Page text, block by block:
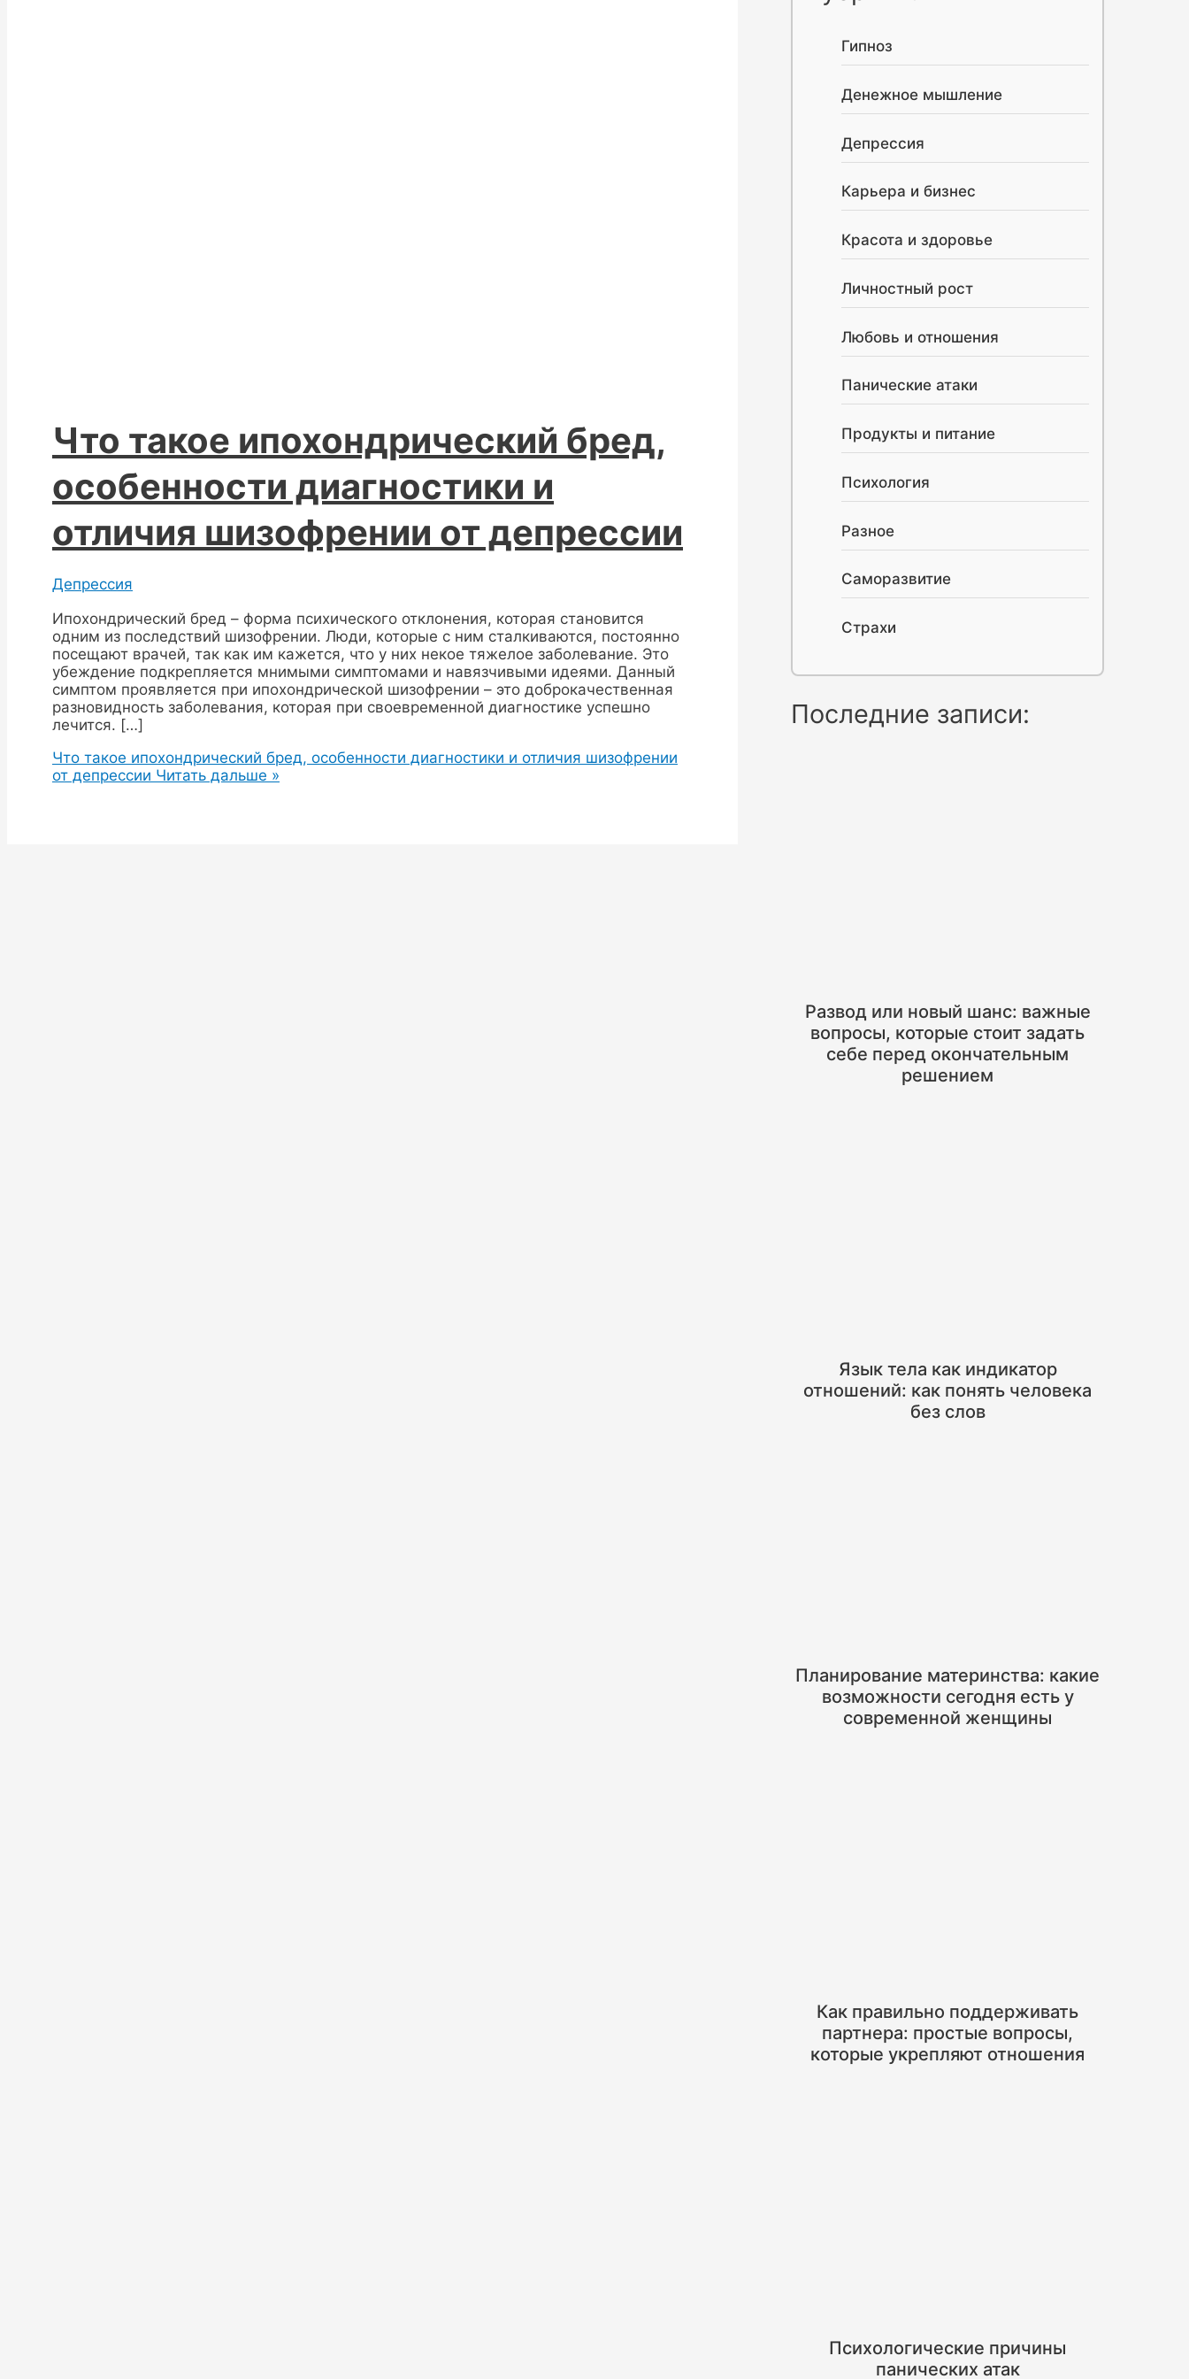
Что такое ипохондрический бред,
особенности диагностики и
отличия шизофрении от депрессии
Депрессия
Ипохондрический бред – форма психического отклонения, которая становится
одним из последствий шизофрении. Люди, которые с ним сталкиваются, постоянно
посещают врачей, так как им кажется, что у них некое тяжелое заболевание. Это
убеждение подкрепляется мнимыми симптомами и навязчивыми идеями. Данный
симптом проявляется при ипохондрической шизофрении – это доброкачественная
разновидность заболевания, которая при своевременной диагностике успешно
лечится. […]
Что такое ипохондрический бред, особенности диагностики и отличия шизофрении
от депрессии Читать дальше »
Гипноз
Денежное мышление
Депрессия
Карьера и бизнес
Красота и здоровье
Личностный рост
Любовь и отношения
Панические атаки
Продукты и питание
Психология
Разное
Саморазвитие
Страхи
Последние записи:
Развод или новый шанс: важные
вопросы, которые стоит задать
себе перед окончательным
решением
Язык тела как индикатор
отношений: как понять человека
без слов
Планирование материнства: какие
возможности сегодня есть у
современной женщины
Как правильно поддерживать
партнера: простые вопросы,
которые укрепляют отношения
Психологические причины
панических атак